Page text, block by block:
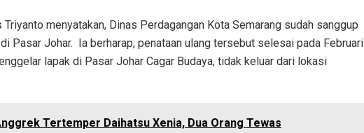
menyatakan, Dinas Perdagangan Kota Semarang sudah sanggup
Pasar Johar. Ia berharap, penataan ulang tersebut selesai pada Februari
lapak di Pasar Johar Cagar Budaya, tidak keluar dari lokasi
Tertemper Daihatsu Xenia, Dua Orang Tewas